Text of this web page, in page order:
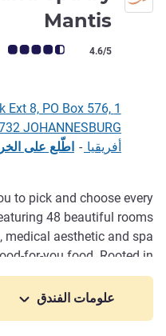
Mantis
ملاحظة أراء العملاء (رأي ALL)
4.6/5
Ext 8, PO Box 576,
أفريقيا - اطّلع على
الوصف
to pick and choose every
48 beautiful rooms
medical aesthetic and spa
for-you food. Rooted in
is a soulful expression of
integrated approach to
علومات الفندق